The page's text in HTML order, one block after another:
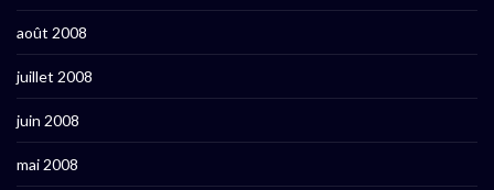
août 2008
juillet 2008
juin 2008
mai 2008